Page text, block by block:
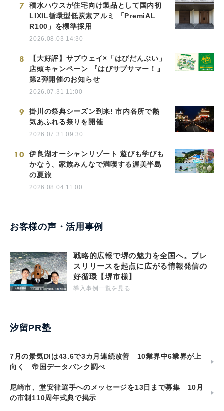
7
積水ハウスが住宅向け製品として国内初
LIXIL循環型低炭素アルミ 「PremiAL
R100」を標準採用
2026.08.03 14:30
8
【大好評】サブウェイ×「はぴだんぶい」
店頭キャンペーン 『はぴサブサマー！』
第2弾開催のお知らせ
2026.07.31 11:00
9
掛川の祭典シーズン到来! 市内各所で熱
気あふれる祭りを開催
2026.07.31 09:30
10
伊良湖オーシャンリゾート 遊びも学びも
かなう、家族みんなで満喫する渥美半島
の夏旅
2026.08.04 11:00
お客様の声・活用事例
戦略的広報で堺の魅力を全国へ。プレ
スリリースを起点に広がる情報発信の
好循環【堺市様】
導入事例一覧を見る
汐留PR塾
7月の景気DIは43.6で3カ月連続改善 10業界中6業界が上
向く 帝国データバンク調べ
尼崎市、堂安律選手へのメッセージを13日まで募集 10月
の市制110周年式典で掲示